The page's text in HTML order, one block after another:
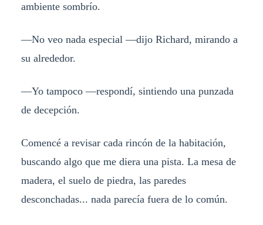
ambiente sombrío.
—No veo nada especial —dijo Richard, mirando a
su alrededor.
—Yo tampoco —respondí, sintiendo una punzada
de decepción.
Comencé a revisar cada rincón de la habitación,
buscando algo que me diera una pista. La mesa de
madera, el suelo de piedra, las paredes
desconchadas... nada parecía fuera de lo común.